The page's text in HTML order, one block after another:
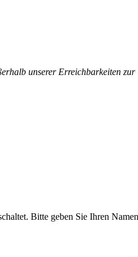
unserer Erreichbarkeiten
Bitte geben Sie Ihren